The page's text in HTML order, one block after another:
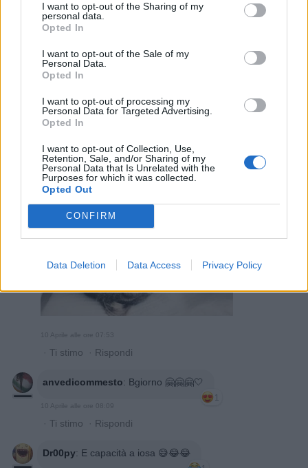
I want to opt-out of the Sharing of my
personal data.
Opted In
I want to opt-out of the Sale of my
Personal Data.
Opted In
I want to opt-out of processing my
Personal Data for Targeted Advertising.
Opted In
I want to opt-out of Collection, Use,
Retention, Sale, and/or Sharing of my
Personal Data that Is Unrelated with the
Purposes for which it was collected.
Opted Out
CONFIRM
Data Deletion Data Access Privacy Policy
Leggi i commenti precedenti...
isabel:😘😘😁
·Ti stimo ·Rispondi
Dylan2017:
2
10 Aprile alle ore 07:53
· Ti stimo · Rispondi
anvedicommesto: Bgiorno 🤗🤗🤗🤍
1
10 Aprile alle ore 08:09
· Ti stimo · Rispondi
Dr00py: E capacità a iosa 😅😂😂